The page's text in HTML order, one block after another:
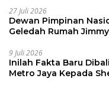
27 Juli 2026
Dewan Pimpinan
Geledah Rumah
9 Juli 2026
Inilah Fakta Baru
Metro Jaya Kepada